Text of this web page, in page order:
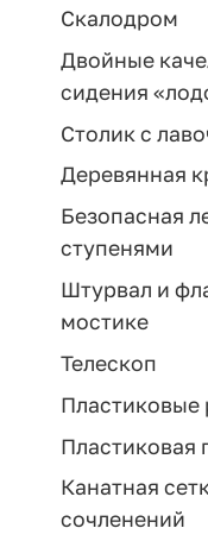
Скалодром
Двойные
сидения
Столик с
Деревянная
Безопасная
ступенями
Штурвал и
мостике
Телескоп
Пластиковые
Пластиковая
Канатная
сочленений